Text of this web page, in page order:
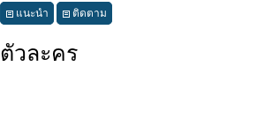
แนะนำ ติดตาม
ตัวละคร